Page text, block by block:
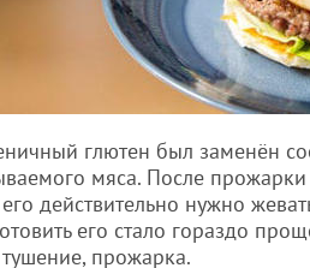
глютен был заменён
мяса. После
действительно нужно
его стало гораздо
прожарка.